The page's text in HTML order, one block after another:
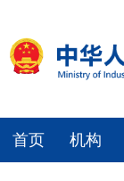
首页 机构